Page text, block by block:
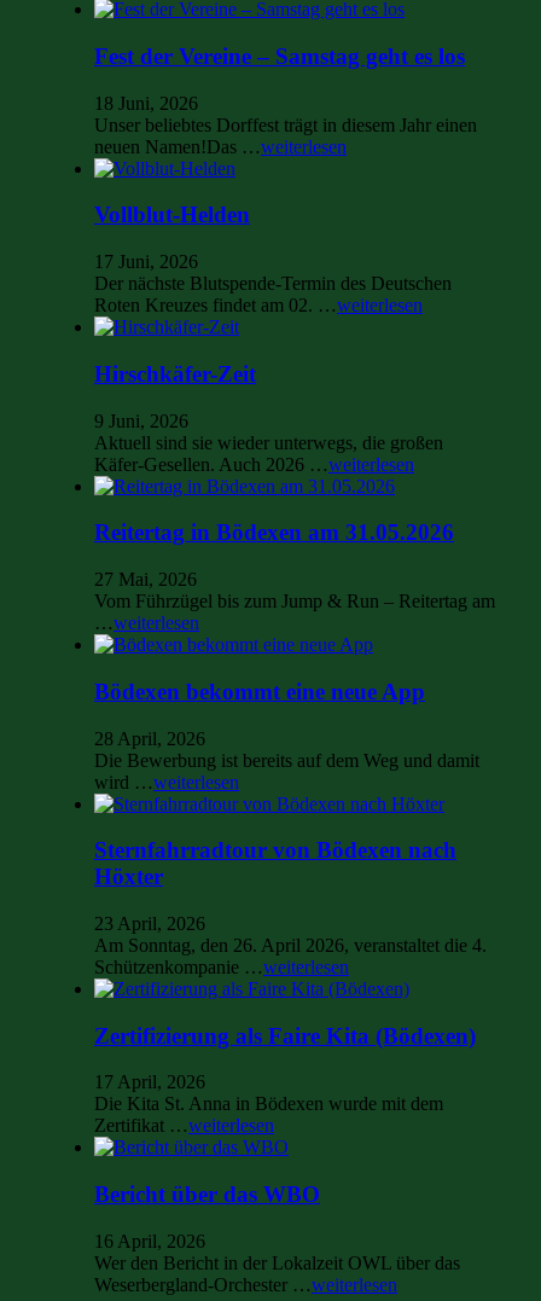
Fest der Vereine – Samstag geht es los
18 Juni, 2026
Unser beliebtes Dorffest trägt in diesem Jahr einen
neuen Namen!Das …weiterlesen
Vollblut-Helden
17 Juni, 2026
Der nächste Blutspende-Termin des Deutschen
Roten Kreuzes findet am 02. …weiterlesen
Hirschkäfer-Zeit
9 Juni, 2026
Aktuell sind sie wieder unterwegs, die großen
Käfer-Gesellen. Auch 2026 …weiterlesen
Reitertag in Bödexen am 31.05.2026
27 Mai, 2026
Vom Führzügel bis zum Jump & Run – Reitertag am
…weiterlesen
Bödexen bekommt eine neue App
28 April, 2026
Die Bewerbung ist bereits auf dem Weg und damit
wird …weiterlesen
Sternfahrradtour von Bödexen nach
Höxter
23 April, 2026
Am Sonntag, den 26. April 2026, veranstaltet die 4.
Schützenkompanie …weiterlesen
Zertifizierung als Faire Kita (Bödexen)
17 April, 2026
Die Kita St. Anna in Bödexen wurde mit dem
Zertifikat …weiterlesen
Bericht über das WBO
16 April, 2026
Wer den Bericht in der Lokalzeit OWL über das
Weserbergland-Orchester …weiterlesen